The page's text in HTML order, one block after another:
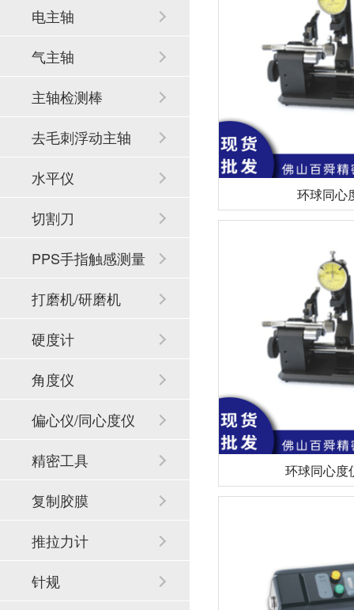
环球同心
环球同心度
电主轴
气主轴
主轴检测棒
去毛刺浮动主轴
水平仪
切割刀
PPS手指触感测量
系统
打磨机/研磨机
硬度计
角度仪
偏心仪/同心度仪
精密工具
复制胶膜
推拉力计
针规